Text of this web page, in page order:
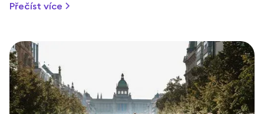
Přečíst více